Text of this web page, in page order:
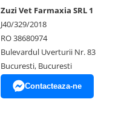
Zuzi Vet Farmaxia SRL 1
J40/329/2018
RO 38680974
Bulevardul Uverturii Nr. 83
Bucuresti, Bucuresti
Contacteaza-ne